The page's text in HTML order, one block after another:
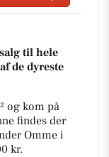
til hele
de dyreste
og kom på
findes der
Omme i
kr.